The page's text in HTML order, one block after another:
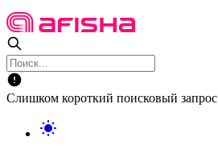
Слишком короткий поисковый запрос